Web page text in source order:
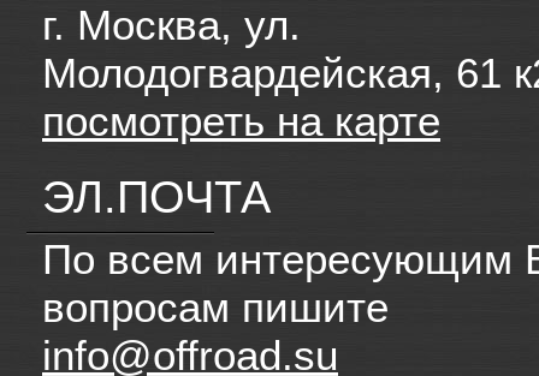
г. Москва, ул.
Молодогвардейская, 61
посмотреть на карте
ЭЛ.ПОЧТА
По всем интересующим
вопросам пишите
info@offroad.su